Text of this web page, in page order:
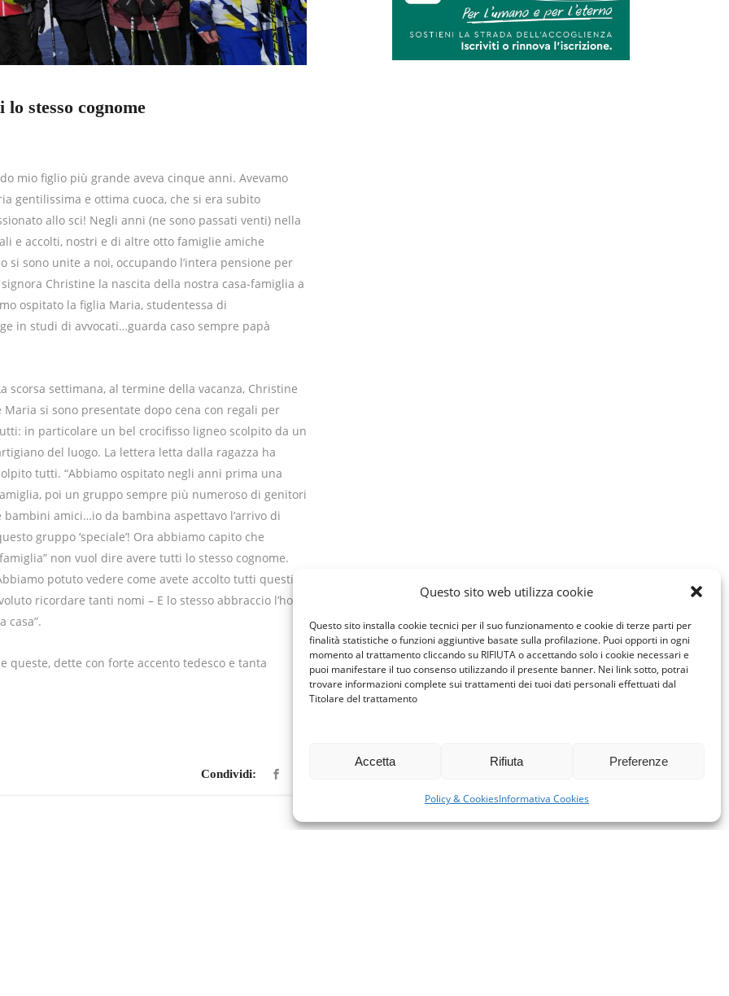
Questo sito web utilizza cookie
Questo sito installa cookie tecnici per il suo funzionamento e cookie di terze parti per
finalità statistiche o funzioni aggiuntive basate sulla profilazione. Puoi opporti in ogni
momento al trattamento cliccando su RIFIUTA o accettando solo i cookie necessari e
puoi manifestare il tuo consenso utilizzando il presente banner. Nei link sotto, potrai
trovare informazioni complete sui trattamenti dei tuoi dati personali effettuati dal
Titolare del trattamento
Accetta Rifiuta Preferenze
Policy & CookiesInformativa Cookies
stesso cognome
mio figlio più grande aveva cinque anni. Avevamo
gentilissima e ottima cuoca, che si era subito
allo sci! Negli anni (ne sono passati venti) nella
e accolti, nostri e di altre otto famiglie amiche
si sono unite a noi, occupando l’intera pensione per
Christine la nascita della nostra casa-famiglia a
ospitato la figlia Maria, studentessa di
in studi di avvocati…guarda caso sempre papà
scorsa settimana, al termine della vacanza, Christine
Maria si sono presentate dopo cena con regali per
in particolare un bel crocifisso ligneo scolpito da un
del luogo. La lettera letta dalla ragazza ha
tutti. “Abbiamo ospitato negli anni prima una
poi un gruppo sempre più numeroso di genitori
bambini amici…io da bambina aspettavo l’arrivo di
gruppo ‘speciale’! Ora abbiamo capito che
non vuol dire avere tutti lo stesso cognome.
potuto vedere come avete accolto tutti questi
ricordare tanti nomi – E lo stesso abbraccio l’ho
casa”.
queste, dette con forte accento tedesco e tanta
Condividi: